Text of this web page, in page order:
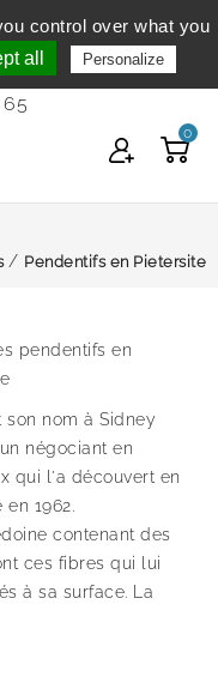
de 9h à 12h et
65
0
Pendentifs en Pietersite
pendentifs en
son nom à Sidney
négociant en
qui l'a découvert en
1962.
contenant des
ces fibres qui lui
à sa surface. La
control over what you
all Personalize